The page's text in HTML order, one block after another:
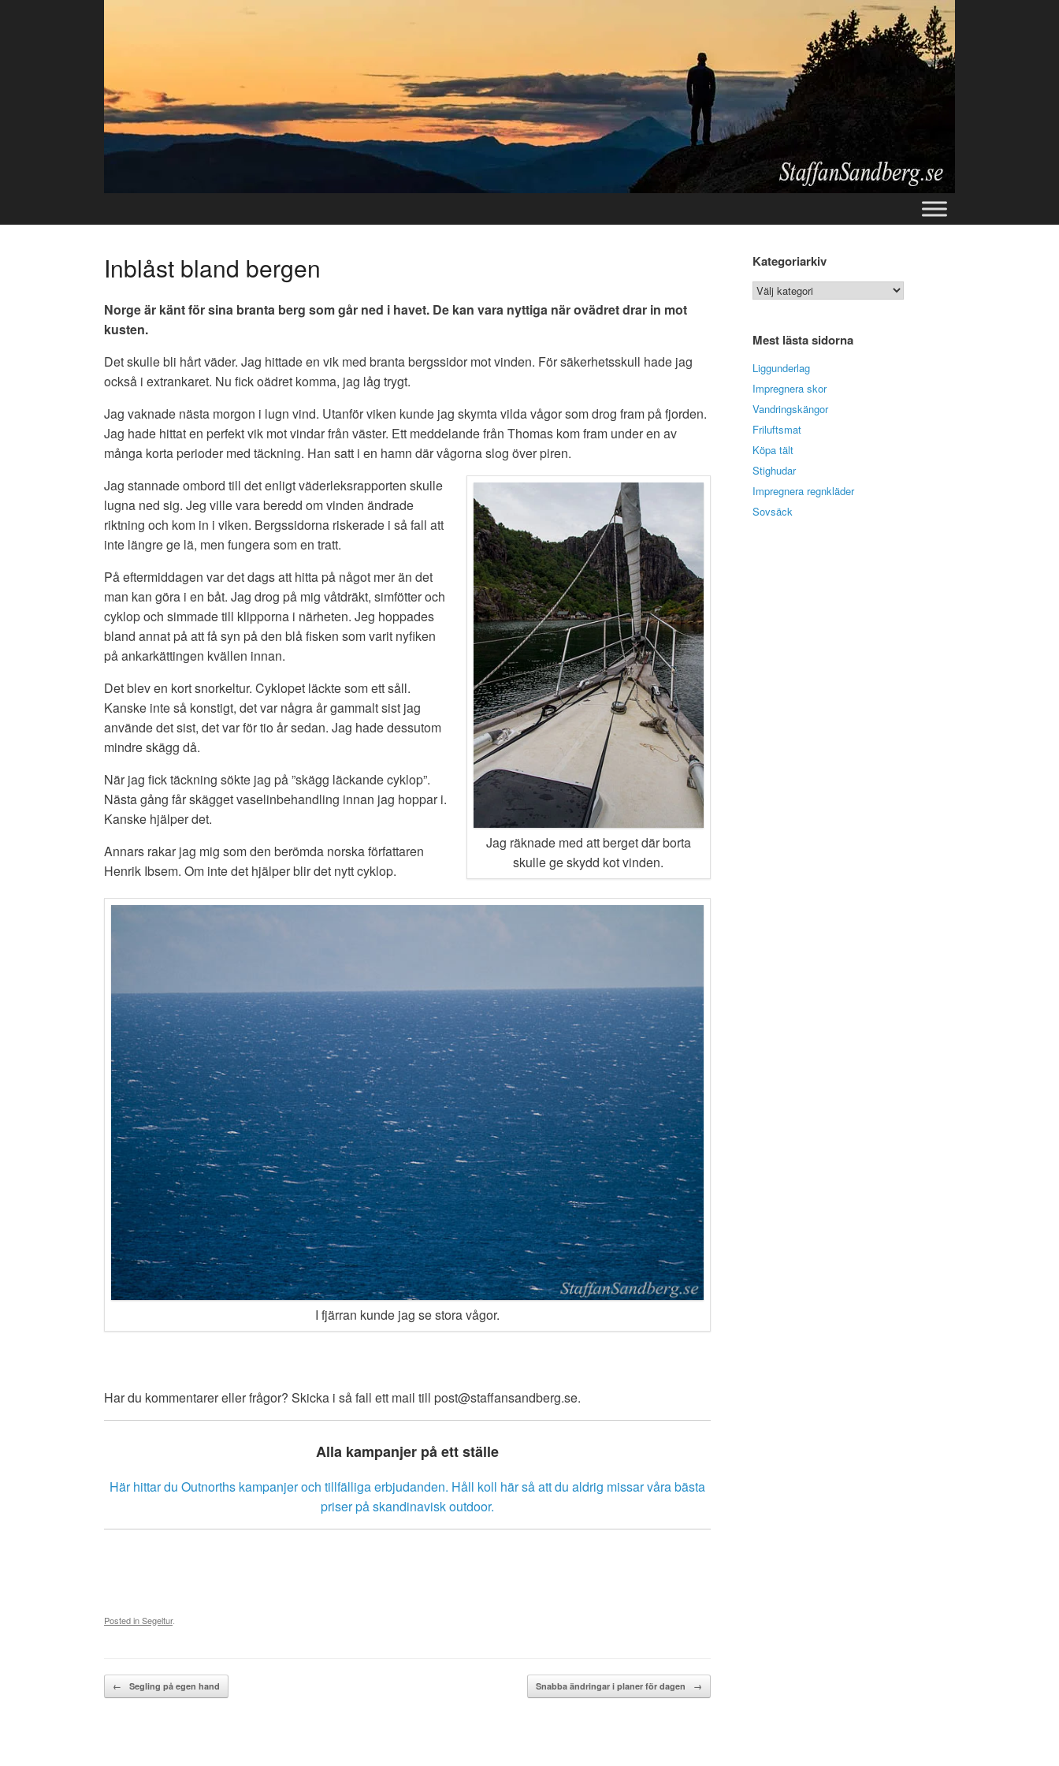
Inblåst bland bergen
Norge är känt för sina branta berg som går ned i havet. De kan vara nyttiga när ovädret drar in mot
kusten.
Det skulle bli hårt väder. Jag hittade en vik med branta bergssidor mot vinden. För säkerhetsskull hade jag
också i extrankaret. Nu fick oädret komma, jag låg trygt.
Jag vaknade nästa morgon i lugn vind. Utanför viken kunde jag skymta vilda vågor som drog fram på fjorden.
Jag hade hittat en perfekt vik mot vindar från väster. Ett meddelande från Thomas kom fram under en av
många korta perioder med täckning. Han satt i en hamn där vågorna slog över piren.
Jag räknade med att berget där borta
skulle ge skydd kot vinden.
Jag stannade ombord till det enligt väderleksrapporten skulle
lugna ned sig. Jeg ville vara beredd om vinden ändrade
riktning och kom in i viken. Bergssidorna riskerade i så fall att
inte längre ge lä, men fungera som en tratt.
På eftermiddagen var det dags att hitta på något mer än det
man kan göra i en båt. Jag drog på mig våtdräkt, simfötter och
cyklop och simmade till klipporna i närheten. Jeg hoppades
bland annat på att få syn på den blå fisken som varit nyfiken
på ankarkättingen kvällen innan.
Det blev en kort snorkeltur. Cyklopet läckte som ett såll.
Kanske inte så konstigt, det var några år gammalt sist jag
använde det sist, det var för tio år sedan. Jag hade dessutom
mindre skägg då.
När jag fick täckning sökte jag på ”skägg läckande cyklop”.
Nästa gång får skägget vaselinbehandling innan jag hoppar i.
Kanske hjälper det.
Annars rakar jag mig som den berömda norska författaren
Henrik Ibsem. Om inte det hjälper blir det nytt cyklop.
I fjärran kunde jag se stora vågor.
Har du kommentarer eller frågor? Skicka i så fall ett mail till post@staffansandberg.se.
Alla kampanjer på ett ställe
Här hittar du Outnorths kampanjer och tillfälliga erbjudanden. Håll koll här så att du aldrig missar våra bästa
priser på skandinavisk outdoor.
Posted inSegeltur.
Post navigation
← Segling på egen hand Snabba ändringar i planer för dagen →
Kategoriarkiv
Kategoriarkiv
Mest lästa sidorna
Liggunderlag
Impregnera skor
Vandringskängor
Friluftsmat
Köpa tält
Stighudar
Impregnera regnkläder
Sovsäck